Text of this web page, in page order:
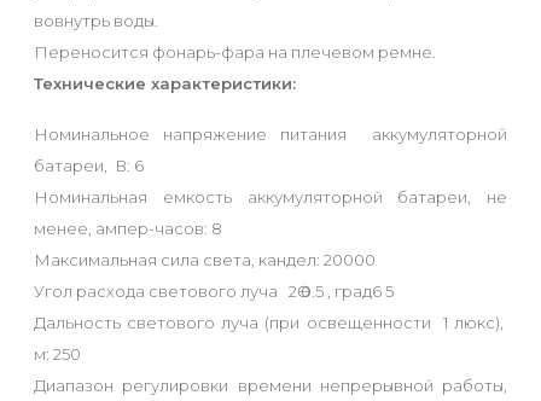
вовнутрь воды.
Переносится фонарь-фара на плечевом ремне.
Технические характеристики:
Номинальное напряжение питания аккумуляторной
батареи, В: 6
Номинальная емкость аккумуляторной батареи, не
менее, ампер-часов: 8
Максимальная сила света, кандел: 20000
Угол расхода светового луча 2Ө 0.5 , град6 5
Дальность светового луча (при освещенности 1 люкс),
м: 250
Диапазон регулировки времени непрерывной работы,